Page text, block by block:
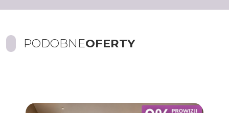
PODOBNEOFERTY